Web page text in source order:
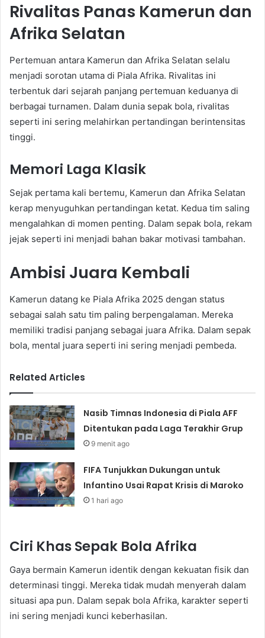
Rivalitas Panas Kamerun dan
Afrika Selatan
Pertemuan antara Kamerun dan Afrika Selatan selalu
menjadi sorotan utama di Piala Afrika. Rivalitas ini
terbentuk dari sejarah panjang pertemuan keduanya di
berbagai turnamen. Dalam dunia sepak bola, rivalitas
seperti ini sering melahirkan pertandingan berintensitas
tinggi.
Memori Laga Klasik
Sejak pertama kali bertemu, Kamerun dan Afrika Selatan
kerap menyuguhkan pertandingan ketat. Kedua tim saling
mengalahkan di momen penting. Dalam sepak bola, rekam
jejak seperti ini menjadi bahan bakar motivasi tambahan.
Ambisi Juara Kembali
Kamerun datang ke Piala Afrika 2025 dengan status
sebagai salah satu tim paling berpengalaman. Mereka
memiliki tradisi panjang sebagai juara Afrika. Dalam sepak
bola, mental juara seperti ini sering menjadi pembeda.
Related Articles
Nasib Timnas Indonesia di Piala AFF
Ditentukan pada Laga Terakhir Grup
9 menit ago
FIFA Tunjukkan Dukungan untuk
Infantino Usai Rapat Krisis di Maroko
1 hari ago
Ciri Khas Sepak Bola Afrika
Gaya bermain Kamerun identik dengan kekuatan fisik dan
determinasi tinggi. Mereka tidak mudah menyerah dalam
situasi apa pun. Dalam sepak bola Afrika, karakter seperti
ini sering menjadi kunci keberhasilan.